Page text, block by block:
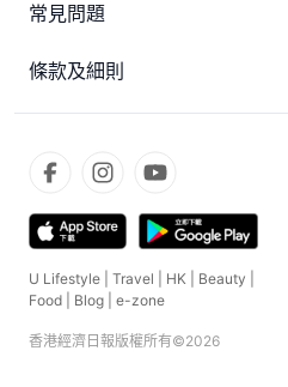
常見問題
條款及細則
U Lifestyle Travel HK Beauty
Food
Blog e-zone
香港經濟日報版權所有©2026